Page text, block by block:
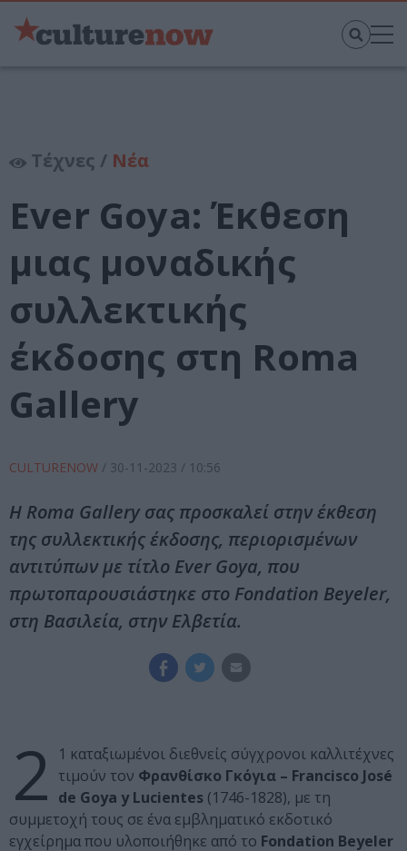
Τέχνες / Νέα
Ever Goya: Έκθεση
μιας μοναδικής
συλλεκτικής
έκδοσης στη Roma
Gallery
CULTURENOW / 30-11-2023 / 10:56
H Roma Gallery σας προσκαλεί στην έκθεση
της συλλεκτικής έκδοσης, περιορισμένων
αντιτύπων με τίτλο Ever Goya, που
πρωτοπαρουσιάστηκε στο Fondation Beyeler,
στη Βασιλεία, στην Ελβετία.
2
1 καταξιωμένοι διεθνείς σύγχρονοι καλλιτέχνες
τιμούν τον Φρανθίσκο Γκόγια – Francisco José
de Goya y Lucientes (1746-1828), με τη
συμμετοχή τους σε ένα εμβληματικό εκδοτικό
εγχείρημα που υλοποιήθηκε από το Fondation Beyeler